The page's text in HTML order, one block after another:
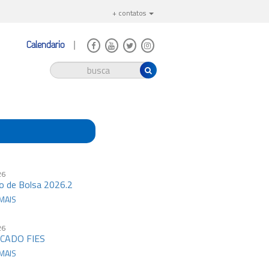
+ contatos
Calendário
de Bolsa 2026.2
FIES